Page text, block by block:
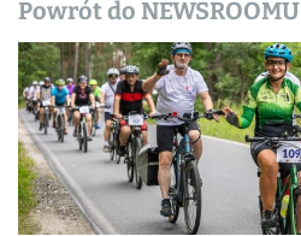
y
Powrót do NEWSROOMU